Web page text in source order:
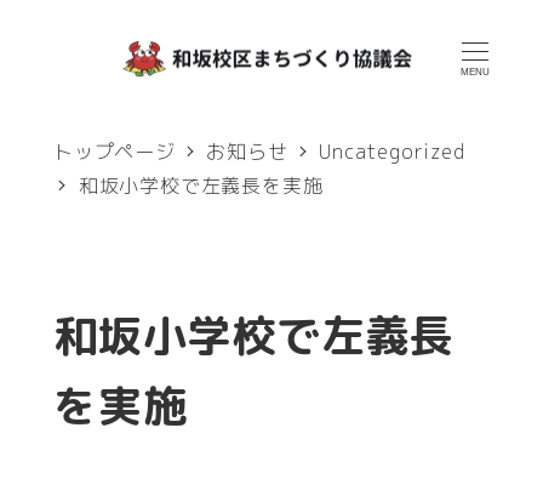
MENU
トップページ お知らせ
Uncategorized
和坂小学校で左義長を実施
和坂小学校で左義長
を実施